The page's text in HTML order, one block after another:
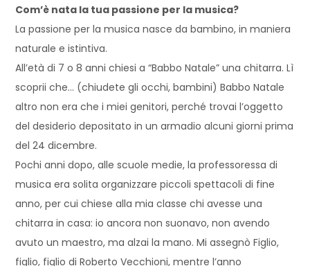
Com’è nata la tua passione per la musica?
La passione per la musica nasce da bambino, in maniera
naturale e istintiva.
All’età di 7 o 8 anni chiesi a “Babbo Natale” una chitarra. Lì
scoprii che… (chiudete gli occhi, bambini) Babbo Natale
altro non era che i miei genitori, perché trovai l’oggetto
del desiderio depositato in un armadio alcuni giorni prima
del 24 dicembre.
Pochi anni dopo, alle scuole medie, la professoressa di
musica era solita organizzare piccoli spettacoli di fine
anno, per cui chiese alla mia classe chi avesse una
chitarra in casa: io ancora non suonavo, non avendo
avuto un maestro, ma alzai la mano. Mi assegnò Figlio,
figlio, figlio di Roberto Vecchioni, mentre l’anno